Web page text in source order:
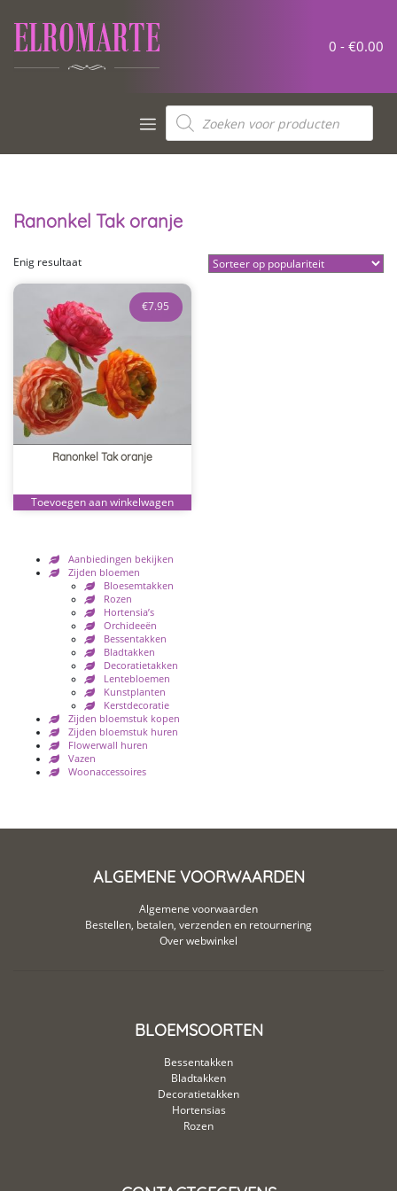
naar
inhoud
0 - €0.00
Producten
zoeken
Aanbiedingen bekijken
Zijden bloemen
Bloesemtakken
Rozen
Hortensia’s
Orchideeën
Bessentakken
Bladtakken
Decoratietakken
Lentebloemen
Kunstplanten
Kerstdecoratie
Zijden bloemstuk kopen
Zijden bloemstuk huren
Flowerwall huren
Vazen
Woonaccessoires
Ranonkel Tak oranje
Enig resultaat
Ranonkel Tak oranje
€7.95
Toevoegen aan winkelwagen
ALGEMENE VOORWAARDEN
Algemene voorwaarden
Bestellen, betalen, verzenden en retournering
Over webwinkel
BLOEMSOORTEN
Bessentakken
Bladtakken
Decoratietakken
Hortensias
Rozen